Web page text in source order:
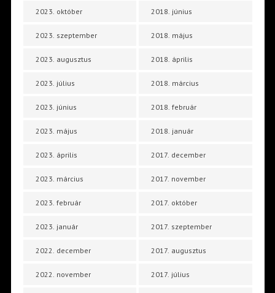
2023. október
2023. szeptember
2023. augusztus
2023. július
2023. június
2023. május
2023. április
2023. március
2023. február
2023. január
2022. december
2022. november
2018. június
2018. május
2018. április
2018. március
2018. február
2018. január
2017. december
2017. november
2017. október
2017. szeptember
2017. augusztus
2017. július